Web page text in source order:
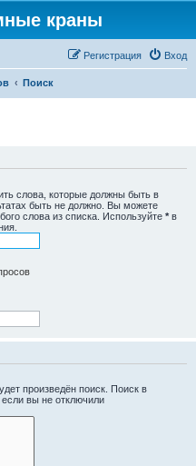
краны
Вход
Регистрация
Поиск
слова, которые должны быть в
быть не должно. Вы можете
слова из списка. Используйте * в
произведён поиск. Поиск в
вы не отключили